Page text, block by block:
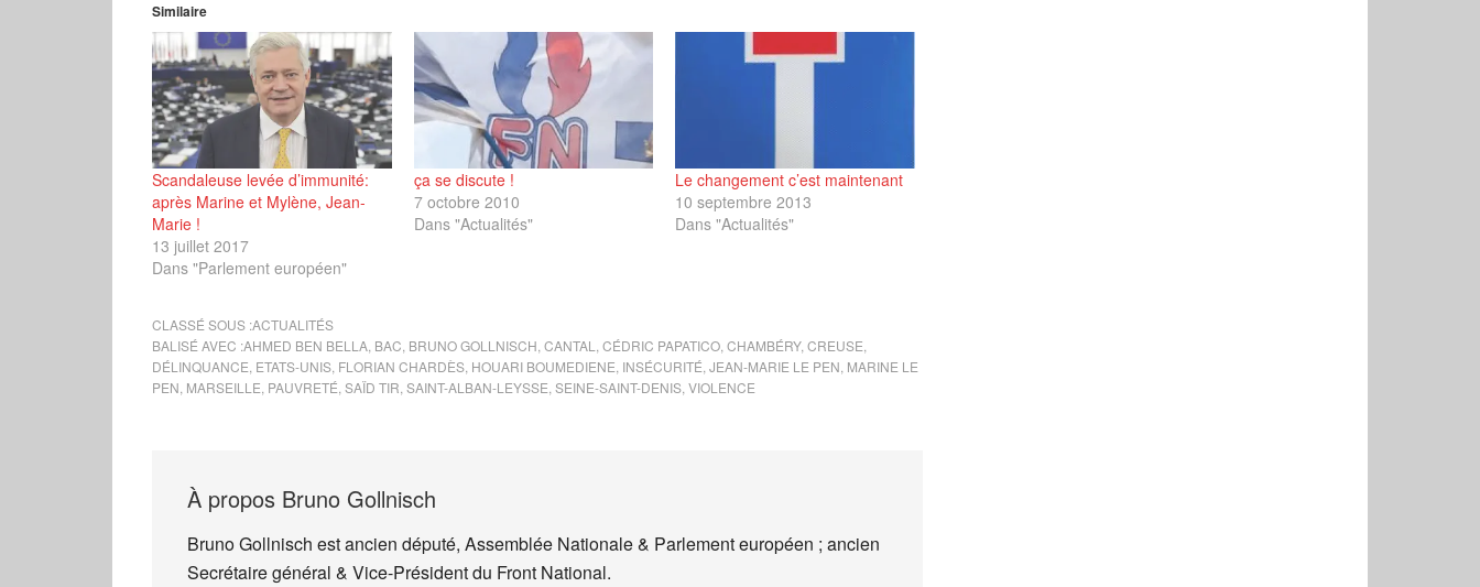
Similaire
Scandaleuse levée d’immunité:
après Marine et Mylène, Jean-
Marie !
13 juillet 2017
Dans "Parlement européen"
ça se discute !
7 octobre 2010
Dans "Actualités"
Le changement c’est maintenant
10 septembre 2013
Dans "Actualités"
CLASSÉ SOUS :ACTUALITÉS
BALISÉ AVEC :AHMED BEN BELLA BAC BRUNO GOLLNISCH CANTAL CÉDRIC PAPATICO CHAMBÉRY, CREUSE
DÉLINQUANCE ETATS-UNIS FLORIAN CHARDÈS HOUARI BOUMEDIENE INSÉCURITÉ JEAN-MARIE LE PEN MARINE LE
PEN MARSEILLE PAUVRETÉ SAÏD TIR SAINT-ALBAN-LEYSSE SEINE-SAINT-DENIS VIOLENCE
À propos Bruno Gollnisch
Bruno Gollnisch est ancien député, Assemblée Nationale & Parlement européen ; ancien
Secrétaire général & Vice-Président du Front National.